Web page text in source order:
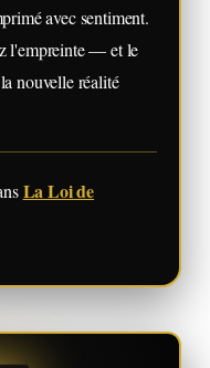
avec sentiment.
l'empreinte — et le
nouvelle réalité
La Loi de